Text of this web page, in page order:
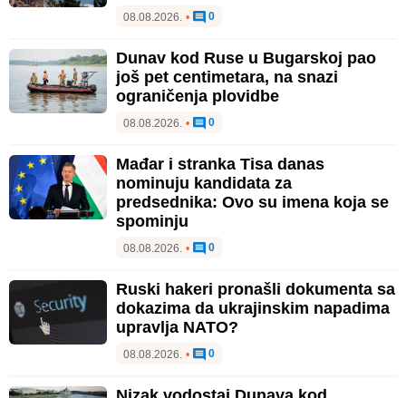
08.08.2026. • 0
Dunav kod Ruse u Bugarskoj pao
još pet centimetara, na snazi
ograničenja plovidbe
08.08.2026. • 0
Mađar i stranka Tisa danas
nominuju kandidata za
predsednika: Ovo su imena koja se
spominju
08.08.2026. • 0
Ruski hakeri pronašli dokumenta sa
dokazima da ukrajinskim napadima
upravlja NATO?
08.08.2026. • 0